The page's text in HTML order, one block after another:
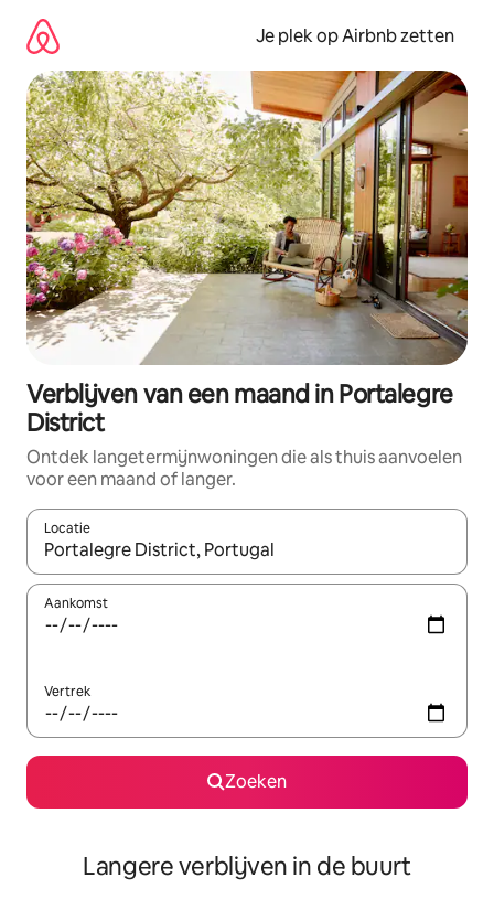
direct
naar
inhoud
Je plek op Airbnb zetten
Verblijven van een maand in Portalegre
District
Ontdek langetermijnwoningen die als thuis aanvoelen
voor een maand of langer.
Locatie
Wanneer er resultaten beschikbaar zijn, maak je een keuze
Aankomst
Vertrek
Zoeken
Langere verblijven in de buurt